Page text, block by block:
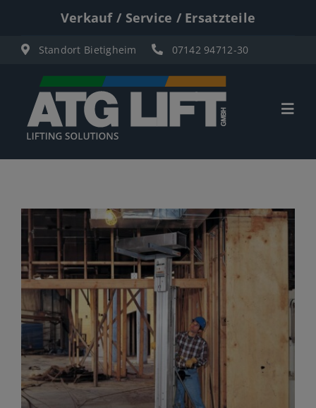
springen
Verkauf / Service / Ersatzteile
Standort Bietigheim 07142 94712-30
Materiallifte
Personenlifte
Elektro Scherenbühnen
Gelenkteleskopbühnen
Teleskopbühnen